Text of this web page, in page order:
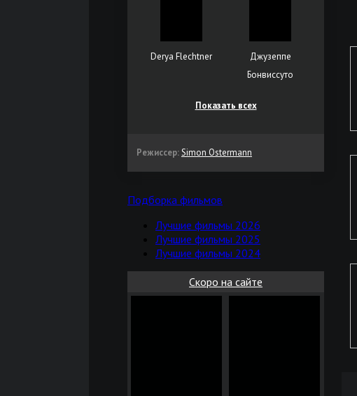
Derya Flechtner
Джузеппе
Бонвиссуто
Показать всех
Режиссер:Simon Ostermann
Подборка фильмов
Лучшие фильмы 2026
Лучшие фильмы 2025
Лучшие фильмы 2024
Скоро на сайте